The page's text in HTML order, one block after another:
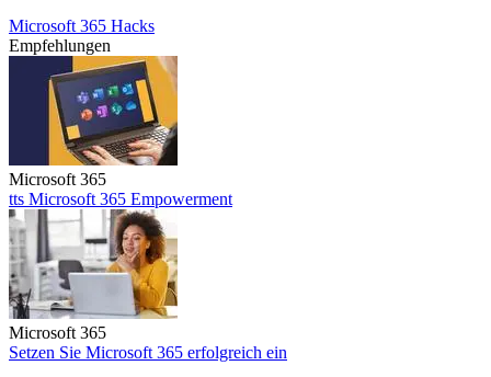
Microsoft 365 Hacks
Empfehlungen
Microsoft 365
tts Microsoft 365 Empowerment
tts Microsoft 365 Empowerment
Microsoft 365
Setzen Sie Microsoft 365 erfolgreich ein